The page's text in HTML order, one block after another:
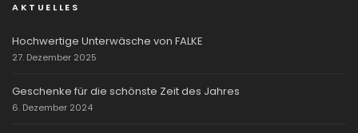
AKTUELLES
Hochwertige Unterwäsche von FALKE
27. Dezember 2025
Geschenke für die schönste Zeit des Jahres
6. Dezember 2024